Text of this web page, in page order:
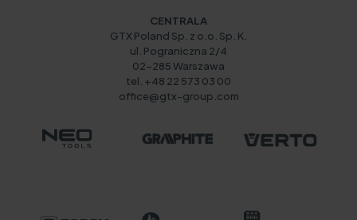
CENTRALA
GTX Poland Sp. z o.o. Sp. K.
ul. Pograniczna 2/4
02-285 Warszawa
tel. +48 22 573 03 00
office@gtx-group.com